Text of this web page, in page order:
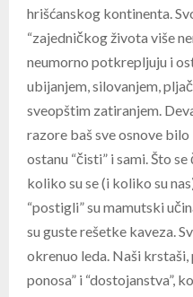
hrišćanskog kontinenta.
“zajedničkog života više
neumorno potkrepljuju i
ubijanjem, silovanjem,
sveopštim zatiranjem.
razore baš sve osnove
ostanu “čisti” i sami. Što
koliko su se (i koliko su
“postigli” su mamutski
su guste rešetke kaveza.
okrenuo leda. Naši
ponosa” i “dostojanstva”,